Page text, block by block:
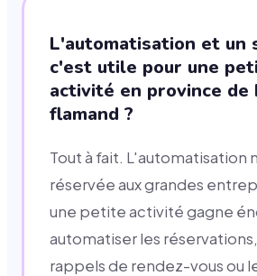
L'automatisation et un
c'est utile pour une
activité en province de
flamand ?
Tout à fait. L'automatisation
réservée aux grandes
une petite activité gagne
automatiser les
rappels de rendez-vous ou